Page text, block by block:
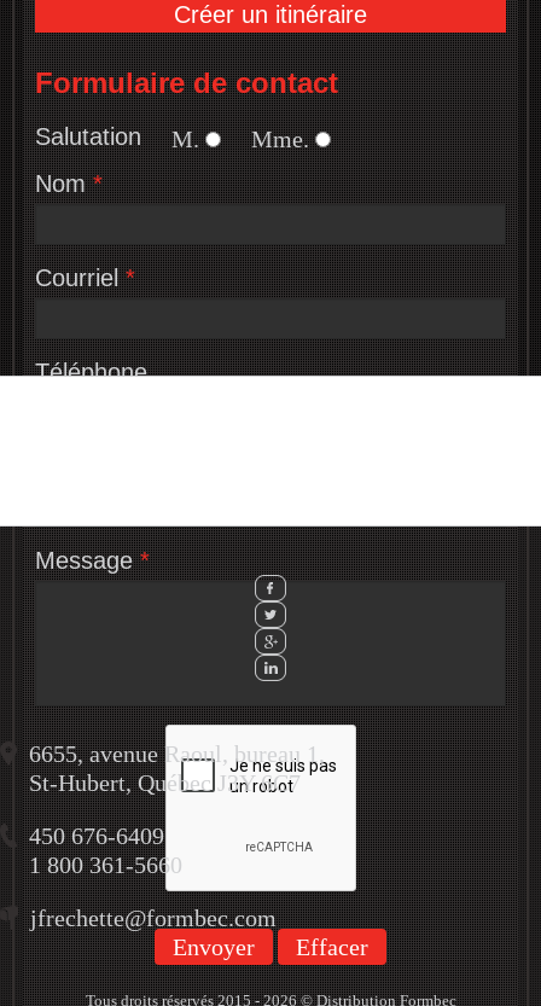
Créer un itinéraire
Formulaire de contact
Salutation M.
Mme.
Nom*
Courriel*
Téléphone
Message*
Envoyer Effacer
6655, avenue Raoul, bureau 1,
St-Hubert, Québec J3Y 6C7
450 676-6409
1 800 361-5660
jfrechette@formbec.com
Tous droits réservés 2015 - 2026 © Distribution Formbec